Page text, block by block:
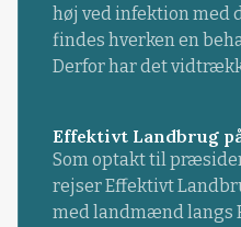
høj ved infektion med
findes hverken en
Derfor har det
Effektivt Landbrug
Som optakt til
rejser Effektivt
med landmænd langs